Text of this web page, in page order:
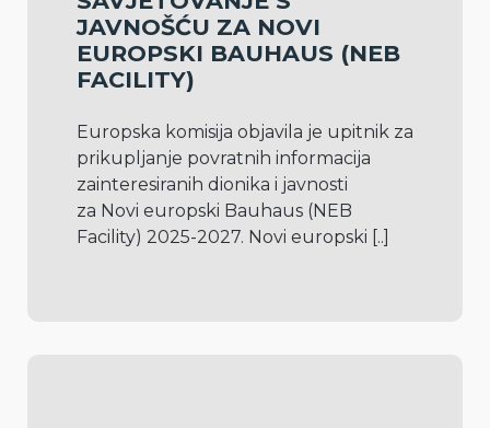
JAVNOŠĆU ZA NOVI
EUROPSKI BAUHAUS (NEB
FACILITY)
Europska komisija objavila je upitnik za
prikupljanje povratnih informacija
zainteresiranih dionika i javnosti
za Novi europski Bauhaus (NEB
Facility) 2025-2027. Novi europski [..]